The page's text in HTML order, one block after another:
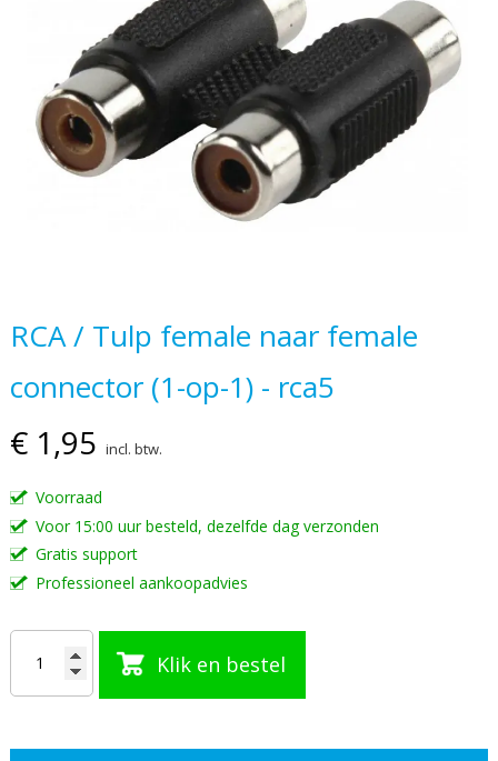
afbeeldingen-
Ga
naar
het
van
de
afbeeldingen-
gallerij
RCA / Tulp female naar female
connector (1-op-1) - rca5
€ 1,95 incl. btw.
Voorraad
Voor 15:00 uur besteld, dezelfde dag verzonden
Gratis support
Professioneel aankoopadvies
Klik en bestel